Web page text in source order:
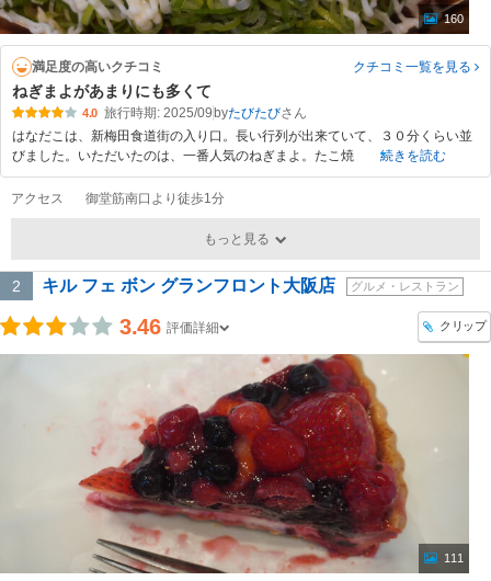
160
満足度の高いクチコミ クチコミ一覧を見る
ねぎまよがあまりにも多くて
4.0 旅行時期: 2025/09 byたびたび
はなだこは、新梅田食道街の入り口。長い行列が出来ていて、３０分くらい並
びました。いただいたのは、一番人気のねぎまよ。たこ焼
続きを読む
アクセス 御堂筋南口より徒歩1分
もっと見る
2 キル フェ ボン グランフロント大阪店 グルメ・レストラン
3.46 評価詳細 クリップ
111